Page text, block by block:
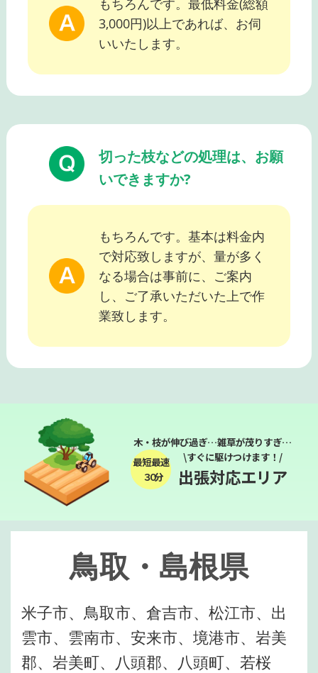
もちろんです。最低料金(総額
3,000円)以上であれば、お伺
いいたします。
切った枝などの処理は、お願
いできますか?
もちろんです。基本は料金内
で対応致しますが、量が多く
なる場合は事前に、ご案内
し、ご了承いただいた上で作
業致します。
木・枝が伸び過ぎ…雑草が茂りすぎ…
最短最速
３０分
\すぐに駆けつけます！/
出張対応エリア
鳥取・島根県
米子市、鳥取市、倉吉市、松江市、出
雲市、雲南市、安来市、境港市、岩美
郡、岩美町、八頭郡、八頭町、若桜